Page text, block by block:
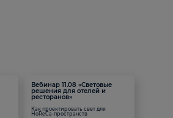
Вебинар 11.08 «Световые
решения для отелей и
ресторанов»
Как проектировать свет для
HoReCa-пространств